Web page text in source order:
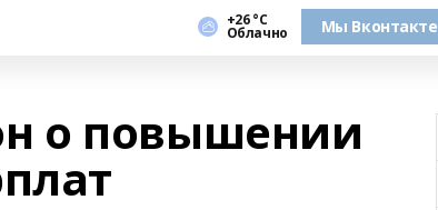
+26 °С
Облачно Мы Вконтакте
о повышении